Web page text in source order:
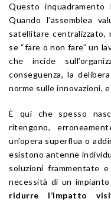
Questo
Quando l’assemblea
satellitare centralizzato,
se “fare o non fare” un
che incide
conseguenza, la
norme sulle innovazioni,
È qui che spesso
ritengono,
un’opera superflua o
esistono antenne
soluzioni frammentate
necessità di un
ridurre l’impatto